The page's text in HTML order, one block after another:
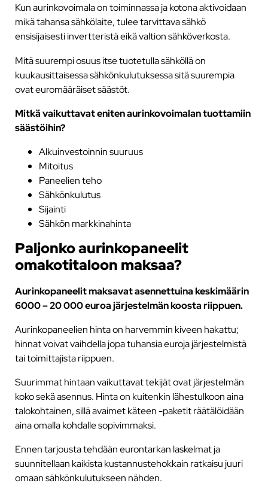
Kun aurinkovoimala on toiminnassa ja kotona aktivoidaan
mikä tahansa sähkölaite, tulee tarvittava sähkö
ensisijaisesti invertteristä eikä valtion sähköverkosta.
Mitä suurempi osuus itse tuotetulla sähköllä on
kuukausittaisessa sähkönkulutuksessa sitä suurempia
ovat euromääräiset säästöt.
Mitkä vaikuttavat eniten aurinkovoimalan tuottamiin
säästöihin?
Alkuinvestoinnin suuruus
Mitoitus
Paneelien teho
Sähkönkulutus
Sijainti
Sähkön markkinahinta
Paljonko aurinkopaneelit
omakotitaloon maksaa?
Aurinkopaneelit maksavat asennettuina keskimäärin
6000 – 20 000 euroa järjestelmän koosta riippuen.
Aurinkopaneelien hinta on harvemmin kiveen hakattu;
hinnat voivat vaihdella jopa tuhansia euroja järjestelmistä
tai toimittajista riippuen.
Suurimmat hintaan vaikuttavat tekijät ovat järjestelmän
koko sekä asennus. Hinta on kuitenkin lähestulkoon aina
talokohtainen, sillä avaimet käteen -paketit räätälöidään
aina omalla kohdalle sopivimmaksi.
Ennen tarjousta tehdään eurontarkan laskelmat ja
suunnitellaan kaikista kustannustehokkain ratkaisu juuri
omaan sähkönkulutukseen nähden.